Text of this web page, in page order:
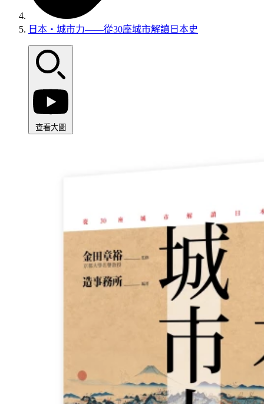
日本‧城市力——從30座城市解讀日本史
查看大圖